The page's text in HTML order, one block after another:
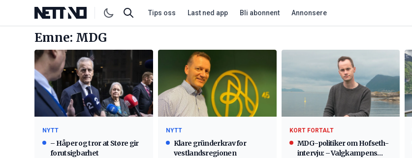
Tips oss Last ned app Bli abonnent Annonsere
Emne: MDG
NYTT
– Håper og tror at Støre gir
forutsigbarhet
NYTT
Klare gründerkrav for
vestlandsregionen
KORT FORTALT
MDG-politiker om Hofseth-
intervju: – Valgkampens